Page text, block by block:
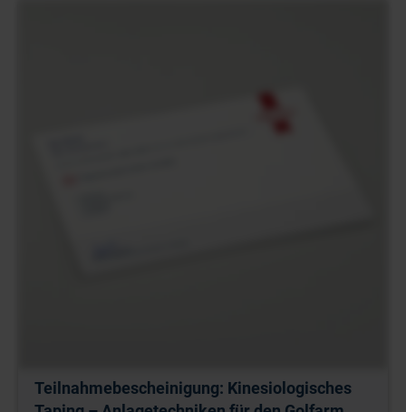
Teilnahmebescheinigung: Kinesiologisches